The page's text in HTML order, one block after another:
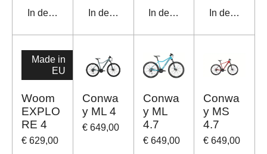
In den WarenkorbIn den WarenkorbIn den WarenkorbIn den
Made in
EU
Woom
EXPLO
RE 4
€ 629,00
Conwa
y ML 4
€ 649,00
Conwa
y ML
4.7
€ 649,00
Conwa
y MS
4.7
€ 649,00